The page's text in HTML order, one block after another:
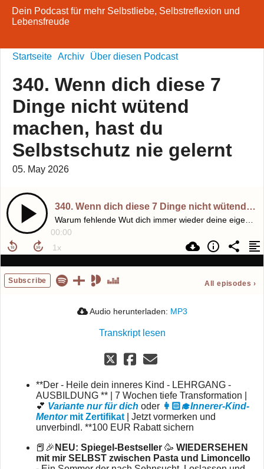
Dein Podcast für mehr Selbstliebe, Selbstreflexion und
Lebensfreude
Startseite Archiv Über diesen Podcast
340. Wenn dich diese 7
Dinge nicht wütend
machen, hast du
Selbstschutz nie gelernt
05. May 2026
340. Wenn dich diese 7 Dinge nicht wütend machen, hast du Selbstschutz nie gelernt
00:00
Subscribe All episodes ›
Audio herunterladen: MP3
Transkript lesen
**Der - Heile dein inneres Kind - LEHRGANG -
AUSBILDUNG ** | 7 Wochen tiefe Transformation |
💕 Variante nur für dich oder 👩🏻‍🎓Innerer-Kind-
Mentormit Zertifikat | Jetzt vormerken und
unverbindl. **100 EUR Rabatt sichern
📕🎉 NEU: Spiegel-Bestseller 🥳 WIEDERSEHEN
mit mir SELBST zwischen Pasta und Limoncello